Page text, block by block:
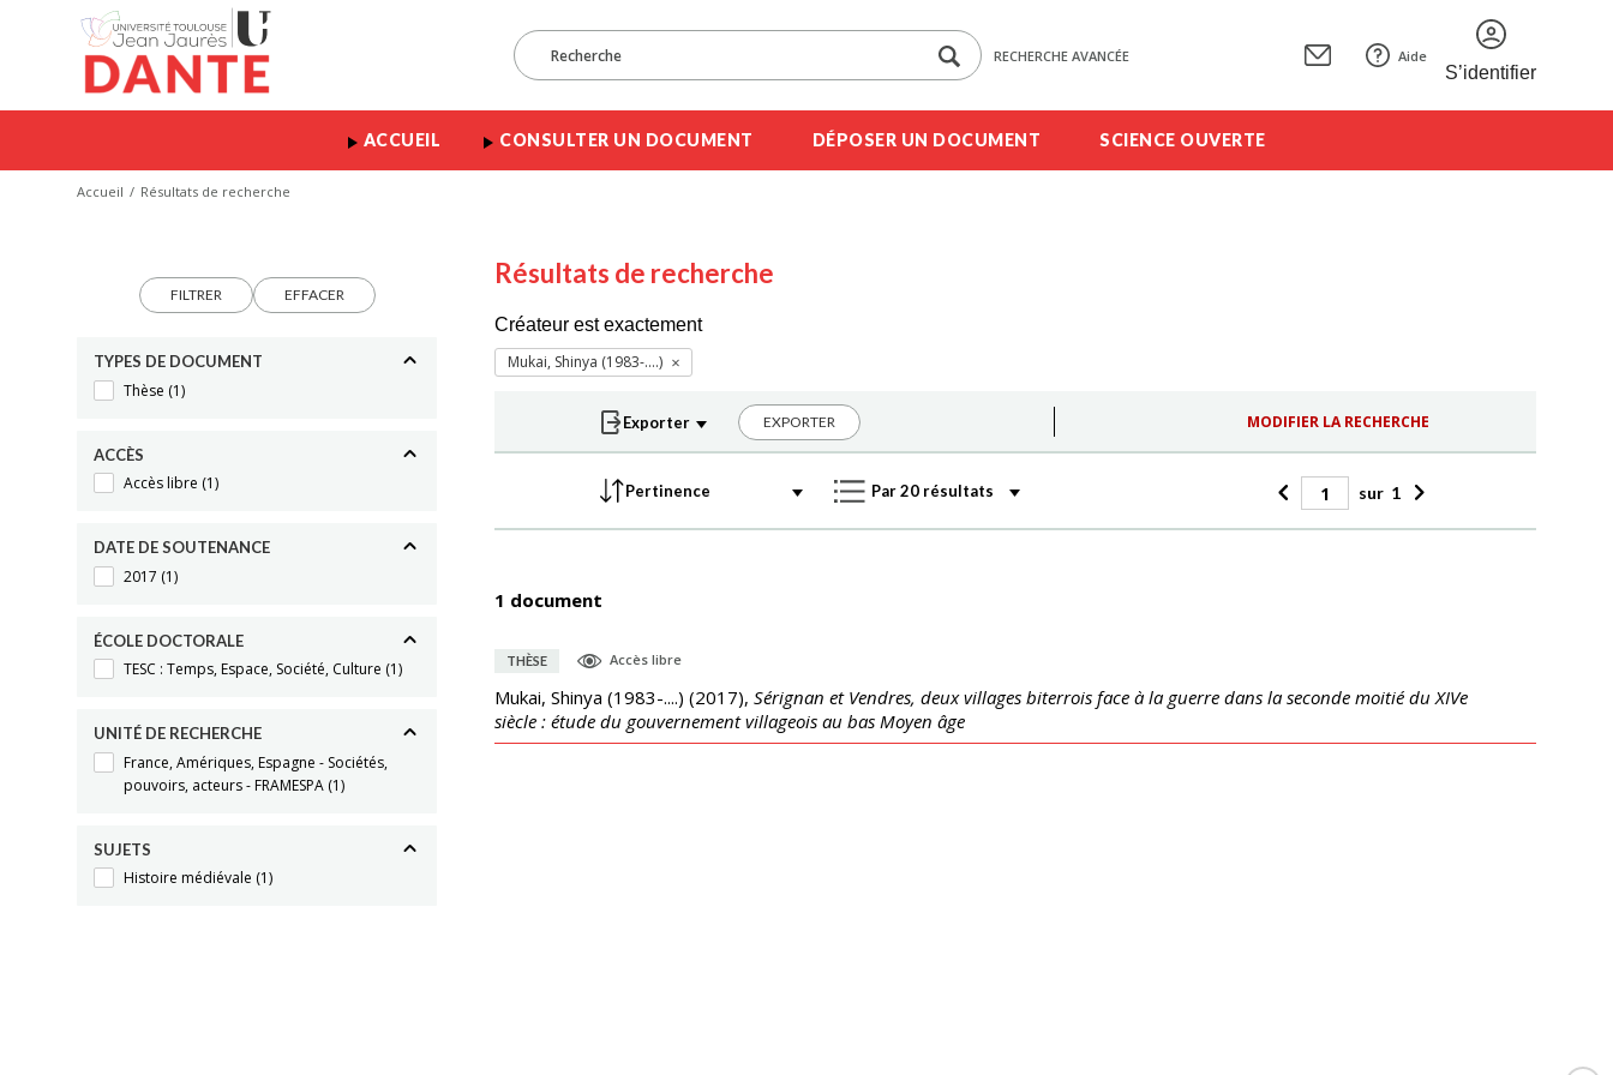
RECHERCHE AVANCÉE Aide
S’identifier
ACCUEIL CONSULTER UN DOCUMENT DÉPOSER UN DOCUMENT SCIENCE OUVERTE
Accueil Résultats de recherche
FILTRER EFFACER
TYPES DE DOCUMENT
Thèse (1)
ACCÈS
Accès libre (1)
DATE DE SOUTENANCE
2017 (1)
ÉCOLE DOCTORALE
TESC : Temps, Espace, Société, Culture (1)
UNITÉ DE RECHERCHE
France, Amériques, Espagne - Sociétés,
pouvoirs, acteurs - FRAMESPA (1)
SUJETS
Histoire médiévale (1)
Résultats de recherche
Créateur est exactement
Mukai, Shinya (1983-....)
EXPORTER MODIFIER LA RECHERCHE
sur 1
1 document
THÈSE Accès libre
Mukai, Shinya (1983-....) (2017), Sérignan et Vendres, deux villages biterrois face à la guerre dans la seconde moitié du XIVe
siècle : étude du gouvernement villageois au bas Moyen âge